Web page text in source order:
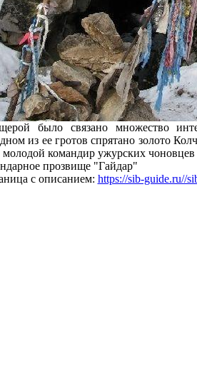
было связано множество
из ее гротов спрятано золото
командир ужурских
прозвище "Гайдар"
с описанием: https://sib-guide.ru//